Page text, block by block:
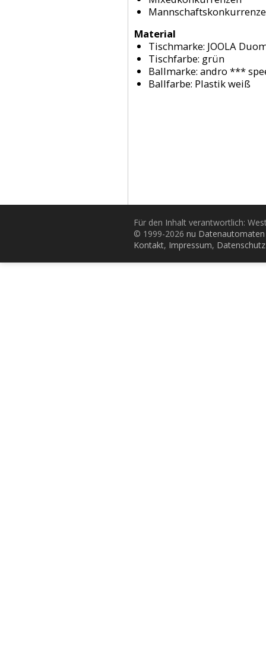
Material
Tischmarke: JOOLA
Tischfarbe: grün
Ballmarke: andro ***
Ballfarbe: Plastik weiß
Für den Inhalt verantwortlich:
© 1999-2026 nu
Kontakt, Impressum, Datenschutz